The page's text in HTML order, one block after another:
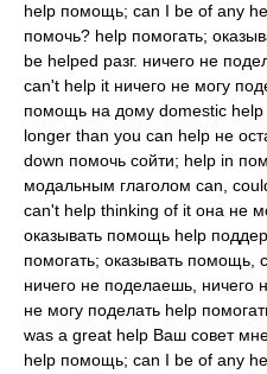
help помощь; can I be of any
помочь? help помогать;
be helped разг. ничего не
can't help it ничего не могу
помощь на дому domestic
longer than you can help не
down помочь сойти; help in
модальным глаголом can,
can't help thinking of it она не
оказывать помощь help
помогать; оказывать помощь,
ничего не поделаешь,
не могу поделать help
was a great help Ваш совет
help помощь; can I be of any